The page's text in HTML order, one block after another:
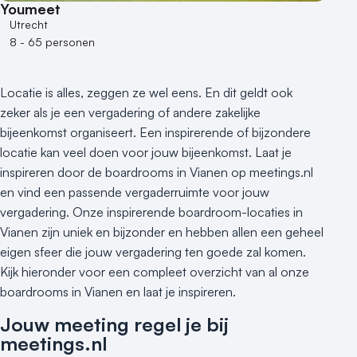
Locaties aan zee
Museum
Varende locatie
Youmeet
Utrecht
8 - 65 personen
Locatie is alles, zeggen ze wel eens. En dit geldt ook
zeker als je een vergadering of andere zakelijke
bijeenkomst organiseert. Een inspirerende of bijzondere
locatie kan veel doen voor jouw bijeenkomst. Laat je
inspireren door de boardrooms in Vianen op meetings.nl
en vind een passende vergaderruimte voor jouw
vergadering. Onze inspirerende boardroom-locaties in
Vianen zijn uniek en bijzonder en hebben allen een geheel
eigen sfeer die jouw vergadering ten goede zal komen.
Kijk hieronder voor een compleet overzicht van al onze
boardrooms in Vianen en laat je inspireren.
Jouw meeting regel je bij
meetings.nl